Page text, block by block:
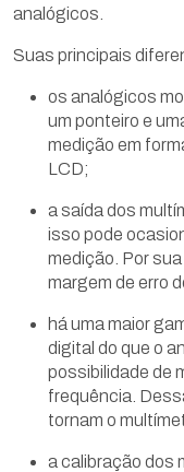
analógicos.
Suas principais
os analógicos
um ponteiro e
medição em
LCD;
a saída dos
isso pode
medição. Por
margem de erro
há uma maior
digital do que o
possibilidade de
frequência.
tornam o
a calibração dos